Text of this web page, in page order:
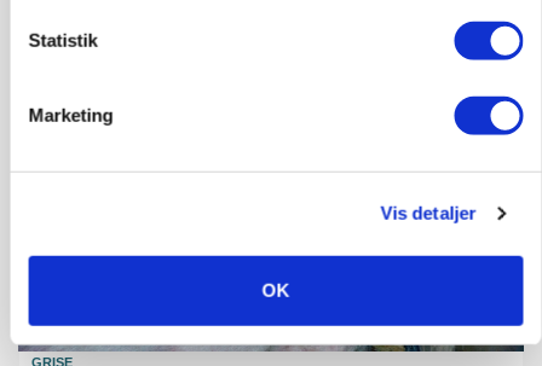
Statistik
Marketing
Vis detaljer
OK
GRISE